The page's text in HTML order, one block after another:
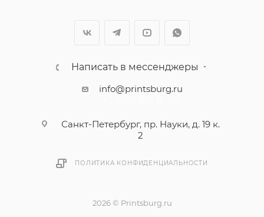
Написать в мессенджеры
info@printsburg.ru
Санкт-Петербург, пр. Науки, д. 19 к.
2
ПОЛИТИКА КОНФИДЕНЦИАЛЬНОСТИ
2026 © Printsburg.ru